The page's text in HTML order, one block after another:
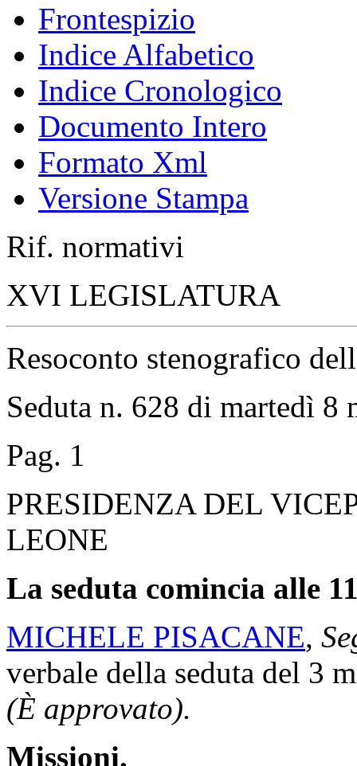
Frontespizio
Indice Alfabetico
Indice Cronologico
Documento Intero
Formato Xml
Versione Stampa
Rif. normativi
XVI LEGISLATURA
Resoconto stenografico
Seduta n. 628 di martedì 8
Pag. 1
PRESIDENZA DEL
LEONE
La seduta comincia alle
MICHELE PISACANE,
verbale della seduta del 3
(È approvato).
Missioni.